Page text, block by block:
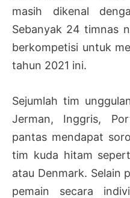
masih dikenal
Sebanyak 24 timnas
berkompetisi untuk
tahun 2021 ini.
Sejumlah tim
Jerman, Inggris,
pantas mendapat
tim kuda hitam
atau Denmark. Selain
pemain secara